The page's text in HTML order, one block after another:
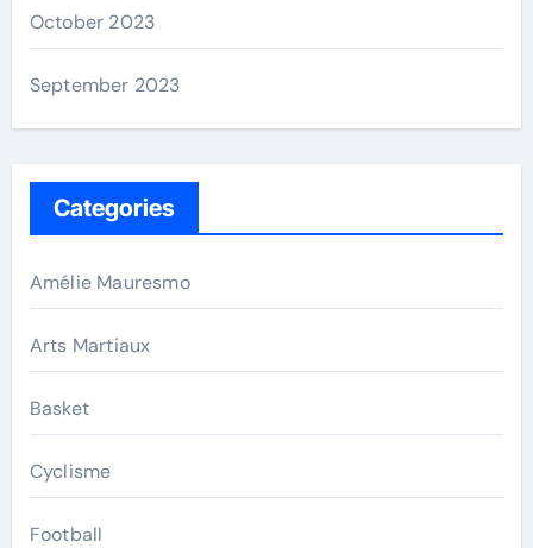
October 2023
September 2023
Categories
Amélie Mauresmo
Arts Martiaux
Basket
Cyclisme
Football